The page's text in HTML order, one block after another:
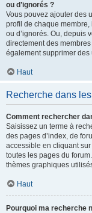
ou d’ignorés ?
Vous pouvez ajouter des
profil de chaque membre,
ou d’ignorés. Ou, depuis
directement des
également supprimer
Haut
Recherche dans
Comment rechercher
Saisissez un terme à
des pages d’index, de
accessible en cliquant
toutes les pages du
thèmes graphiques
Haut
Pourquoi ma recherche